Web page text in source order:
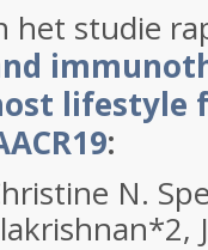
het studie
lifestyle
:
N.
2,